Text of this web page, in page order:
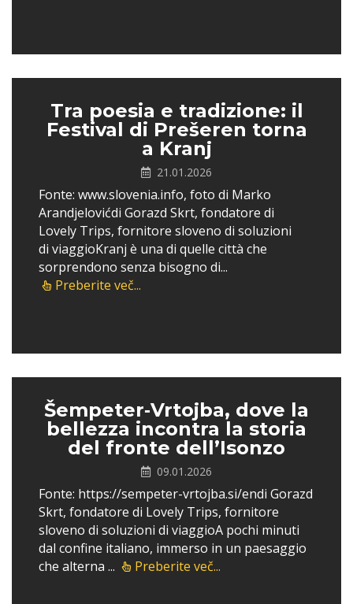
Tra poesia e tradizione: il
Festival di Prešeren torna
a Kranj
21.01.2026
Fonte: www.slovenia.info, foto di Marko
Arandjelovićdi Gorazd Skrt, fondatore di
Lovely Trips, fornitore sloveno di soluzioni
di viaggioKranj è una di quelle città che
sorprendono senza bisogno di...
Preberite več...
Šempeter‑Vrtojba, dove la
bellezza incontra la storia
del fronte dell’Isonzo
09.01.2026
Fonte: https://sempeter-vrtojba.si/endi Gorazd
Skrt, fondatore di Lovely Trips, fornitore
sloveno di soluzioni di viaggioA pochi minuti
dal confine italiano, immerso in un paesaggio
che alterna ...
Preberite več...